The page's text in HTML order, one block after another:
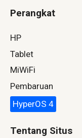
Perangkat
HP
Tablet
MiWiFi
Pembaruan
HyperOS 4
Tentang Situs